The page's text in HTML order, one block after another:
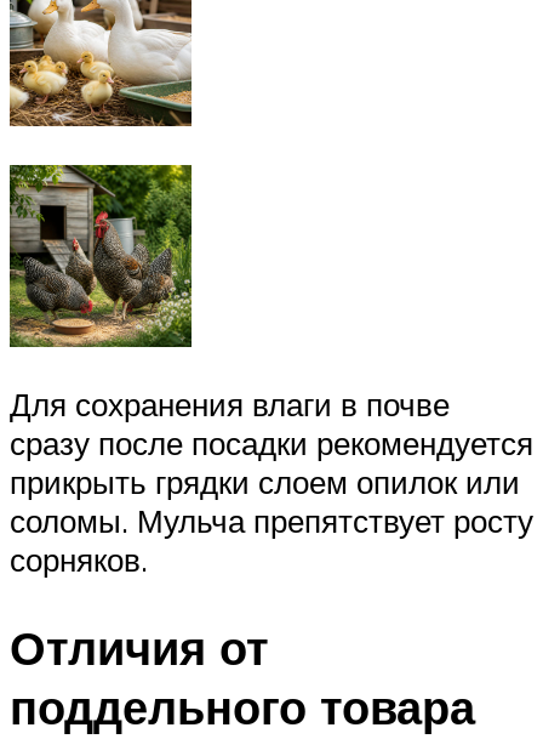
Для сохранения влаги в почве
сразу после посадки рекомендуется
прикрыть грядки слоем опилок или
соломы. Мульча препятствует росту
сорняков.
Отличия от
поддельного товара